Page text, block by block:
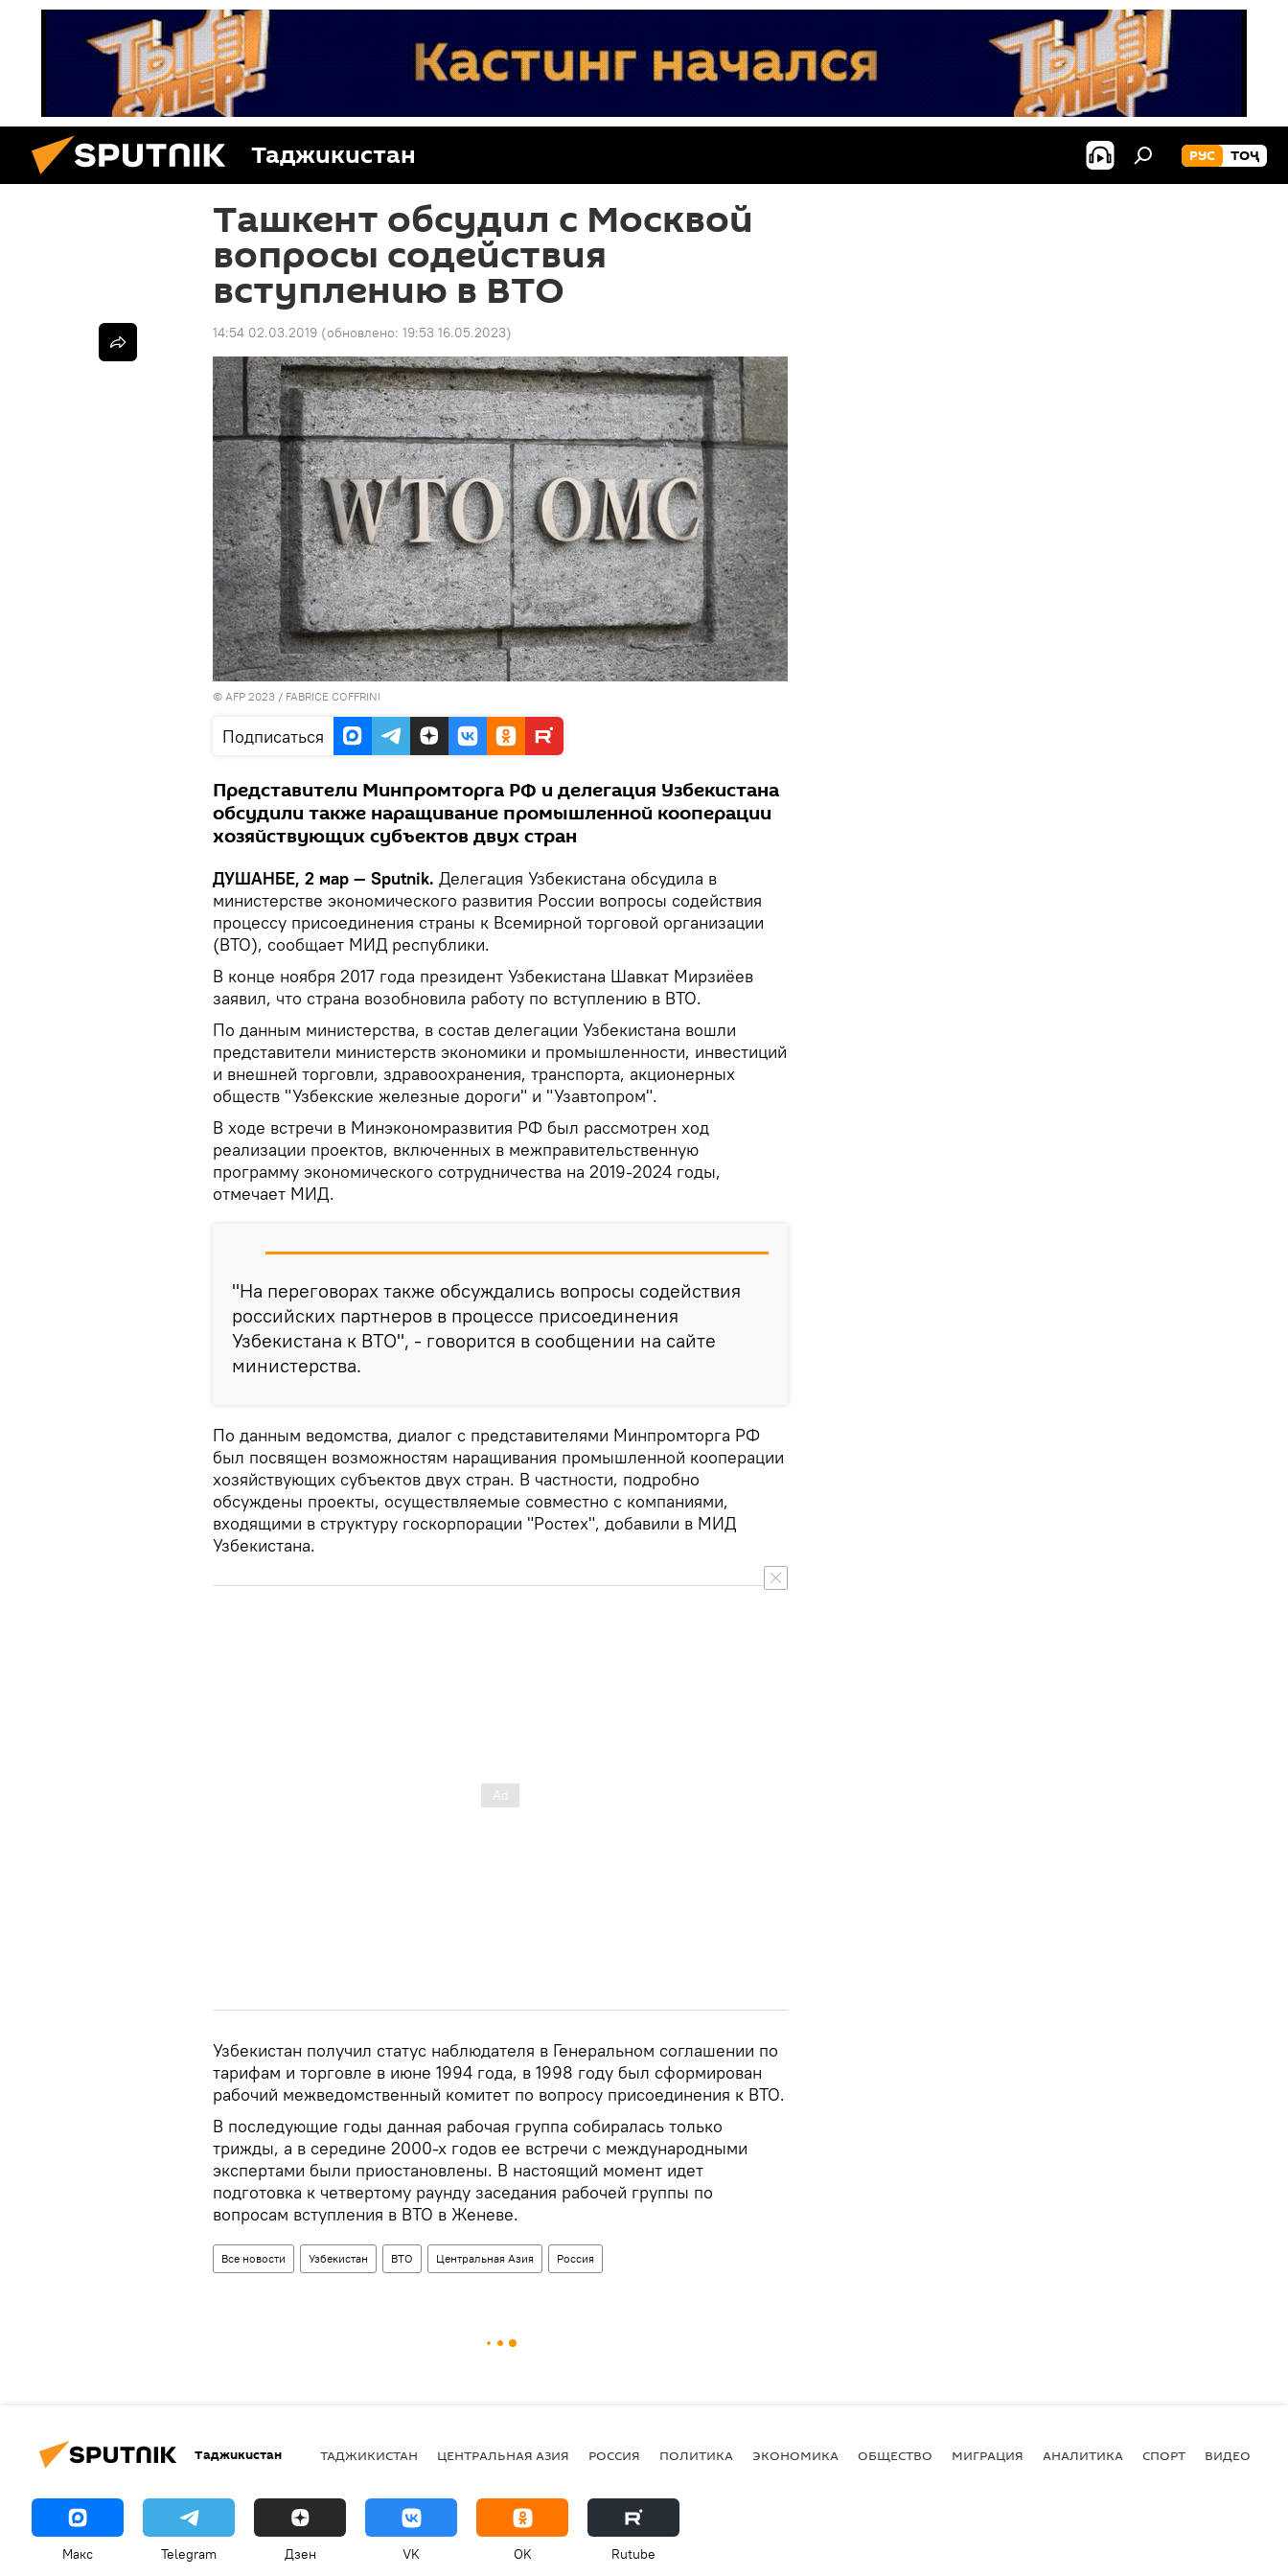
Таджикистан РУС ТОҶ
Ташкент обсудил с Москвой
вопросы содействия
вступлению в ВТО
14:54 02.03.2019 (обновлено: 19:53 16.05.2023)
© AFP 2023 / FABRICE COFFRINI
Подписаться
Представители Минпромторга РФ и делегация Узбекистана
обсудили также наращивание промышленной кооперации
хозяйствующих субъектов двух стран
ДУШАНБЕ, 2 мар — Sputnik. Делегация Узбекистана обсудила в
министерстве экономического развития России вопросы содействия
процессу присоединения страны к Всемирной торговой организации
(ВТО), сообщает МИД республики.
В конце ноября 2017 года президент Узбекистана Шавкат Мирзиёев
заявил, что страна возобновила работу по вступлению в ВТО.
По данным министерства, в состав делегации Узбекистана вошли
представители министерств экономики и промышленности, инвестиций
и внешней торговли, здравоохранения, транспорта, акционерных
обществ "Узбекские железные дороги" и "Узавтопром".
В ходе встречи в Минэкономразвития РФ был рассмотрен ход
реализации проектов, включенных в межправительственную
программу экономического сотрудничества на 2019-2024 годы,
отмечает МИД.
"На переговорах также обсуждались вопросы содействия
российских партнеров в процессе присоединения
Узбекистана к ВТО", - говорится в сообщении на сайте
министерства.
По данным ведомства, диалог с представителями Минпромторга РФ
был посвящен возможностям наращивания промышленной кооперации
хозяйствующих субъектов двух стран. В частности, подробно
обсуждены проекты, осуществляемые совместно с компаниями,
входящими в структуру госкорпорации "Ростех", добавили в МИД
Узбекистана.
Узбекистан получил статус наблюдателя в Генеральном соглашении по
тарифам и торговле в июне 1994 года, в 1998 году был сформирован
рабочий межведомственный комитет по вопросу присоединения к ВТО.
В последующие годы данная рабочая группа собиралась только
трижды, а в середине 2000-х годов ее встречи с международными
экспертами были приостановлены. В настоящий момент идет
подготовка к четвертому раунду заседания рабочей группы по
вопросам вступления в ВТО в Женеве.
Все новости Узбекистан ВТО Центральная Азия Россия
Таджикистан ТАДЖИКИСТАН ЦЕНТРАЛЬНАЯ АЗИЯ РОССИЯ ПОЛИТИКА ЭКОНОМИКА ОБЩЕСТВО МИГРАЦИЯ АНАЛИТИКА СПОРТ ВИДЕО
Макс Telegram Дзен VK OK Rutube